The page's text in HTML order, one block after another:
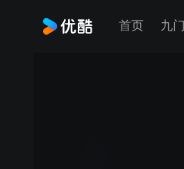
首页 九门